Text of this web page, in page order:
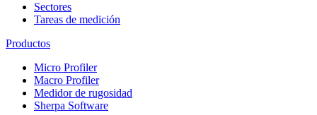
Sectores
Tareas de medición
Productos
Micro Profiler
Macro Profiler
Medidor de rugosidad
Sherpa Software